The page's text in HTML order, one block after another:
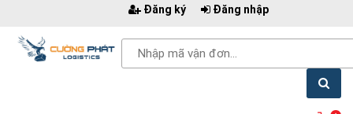
Đăng ký Đăng nhập